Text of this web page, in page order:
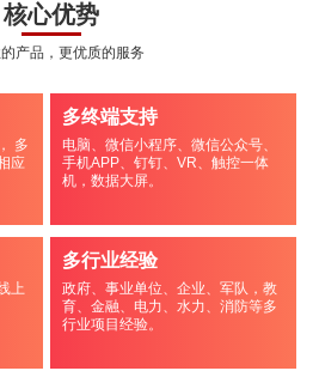
核心优势
产品，更优质的服务
多
应
多终端支持
电脑、微信小程序、微信公众号、
手机APP、钉钉、VR、触控一体
机，数据大屏。
上
多行业经验
政府、事业单位、企业、军队，教
育、金融、电力、水力、消防等多
行业项目经验。